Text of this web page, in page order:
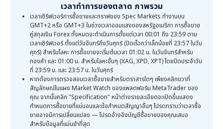
เวลาทำการของตลาด ภาพรวม
เวลาเซิร์ฟเวอร์การซื้อขายและกราฟของ Spec Markets ทำงานบน
GMT+2 หรือ GMT+3 ในช่วงเวลาออมแสงของสหรัฐอเมริกา การซื้อขาย
คู่สกุลเงิน Forex ทั้งหมดจะดำเนินการตั้งแต่เวลา 00:01 ถึง 23:59 ตาม
เวลาเซิร์ฟเวอร์ ตั้งแต่วันจันทร์ถึงวันศุกร์ (ปิดเร็วกว่าเล็กน้อยที่ 23:57 ในวัน
ศุกร์) สำหรับโลหะ การซื้อขายจะเริ่มต้นเวลา 01:02 น. ในวันจันทร์สำหรับ
ทองคำ และ 01:00 น. สำหรับโลหะอื่นๆ (XAG, XPD, XPT) โดยปิดประจำวัน
ที่ 23:59 น. และ 23:57 น. ในวันศุกร์
หากต้องการตรวจสอบเวลาซื้อขายสำหรับตราสารใดๆ เพียงคลิกขวาที่
สัญลักษณ์ในแผง Market Watch ของแพลตฟอร์ม MetaTrader ของ
คุณ จากนั้นคลิก "Specification" หน้าต่างรายละเอียดจะเปิดขึ้นแสดง
กำหนดการซื้อขายที่แน่นอนและข้อกำหนดสัญญาอื่นๆ โปรดทราบว่าเวลาซื้อ
ขายอาจมีการเปลี่ยนแปลง — โปรดอ้างอิงบัญชีซื้อขายของคุณเสมอ
สำหรับข้อมูลที่แม่นยำที่สุด